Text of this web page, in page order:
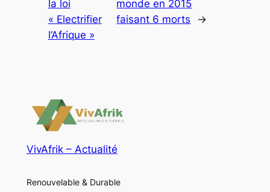
la loi
« Electrifier
l’Afrique »
monde en 2015
faisant 6 morts
→
VivAfrik – Actualité
Renouvelable & Durable